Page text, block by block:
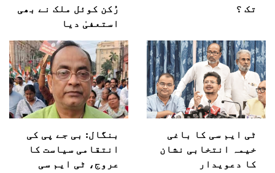
تک ؟
رُکن کوئل ملک نے بھی
استعفیٰ دیا
ٹی ایم سی کا باغی
خیمہ انتخابی نشان
کا دعویدار
بنگال: بی جے پی کی
انتقامی سیاست کا
عروج، ٹی ایم سی